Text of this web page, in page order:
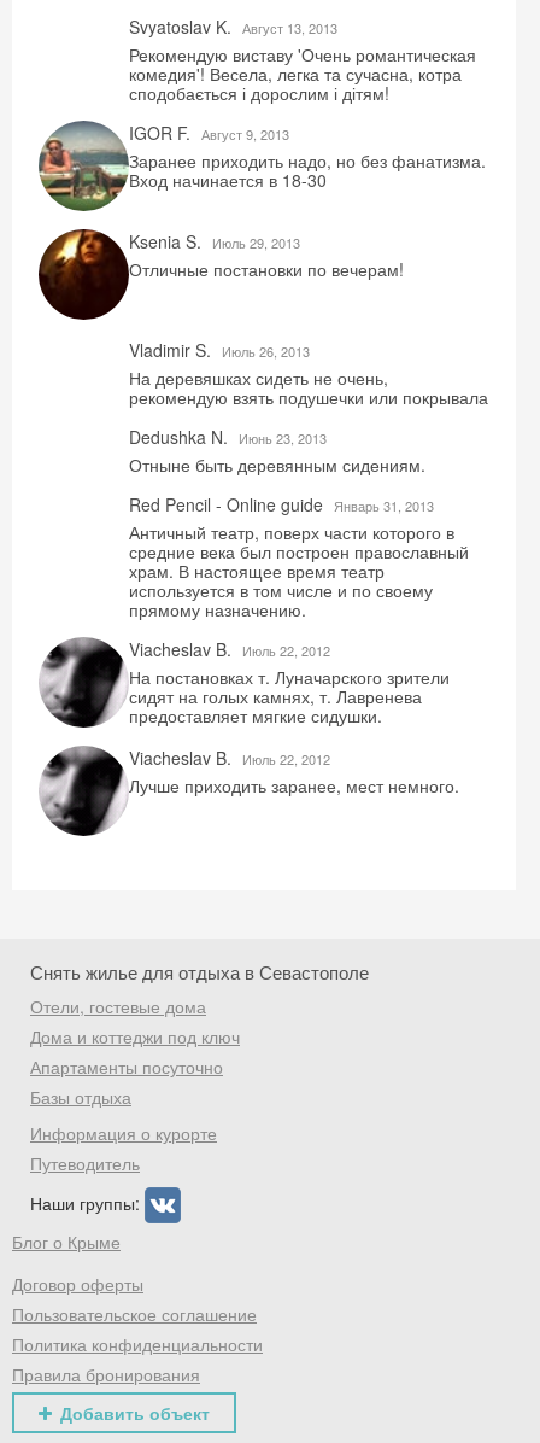
Svyatoslav K.
Август 13, 2013
Рекомендую виставу 'Очень романтическая
комедия'! Весела, легка та сучасна, котра
сподобається і дорослим і дітям!
IGOR F.
Август 9, 2013
Заранее приходить надо, но без фанатизма.
Вход начинается в 18-30
Ksenia S. Июль 29, 2013
Отличные постановки по вечерам!
Vladimir S. Июль 26, 2013
На деревяшках сидеть не очень,
рекомендую взять подушечки или покрывала
Dedushka N.
Июнь 23, 2013
Отныне быть деревянным сидениям.
Red Pencil - Online guide
Январь 31, 2013
Античный театр, поверх части которого в
средние века был построен православный
храм. В настоящее время театр
используется в том числе и по своему
прямому назначению.
Viacheslav B.
Июль 22, 2012
На постановках т. Луначарского зрители
сидят на голых камнях, т. Лавренева
предоставляет мягкие сидушки.
Viacheslav B.
Июль 22, 2012
Лучше приходить заранее, мест немного.
Снять жилье для отдыха в Севастополе
Отели, гостевые дома
Дома и коттеджи под ключ
Апартаменты посуточно
Базы отдыха
Информация о курорте
Путеводитель
Наши группы:
Блог о Крыме
Договор оферты
Пользовательское соглашение
Политика конфиденциальности
Правила бронирования
Добавить объект
Скидка −5%
Хочешь дешевле? Оставь почту и получи